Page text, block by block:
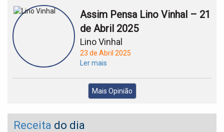
Assim Pensa Lino Vinhal – 21
de Abril 2025
Lino Vinhal
23 de Abril 2025
Ler mais
Mais Opinião
Receita do dia